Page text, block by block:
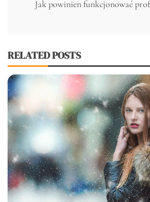
Jak powinien funkcjonować
RELATED POSTS